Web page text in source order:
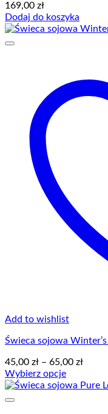
169,00 zł
Dodaj do koszyka
Add to wishlist
Świeca sojowa Winter’s
45,00 zł – 65,00 złZakres
od
Wybierz opcje
Ten
produkt